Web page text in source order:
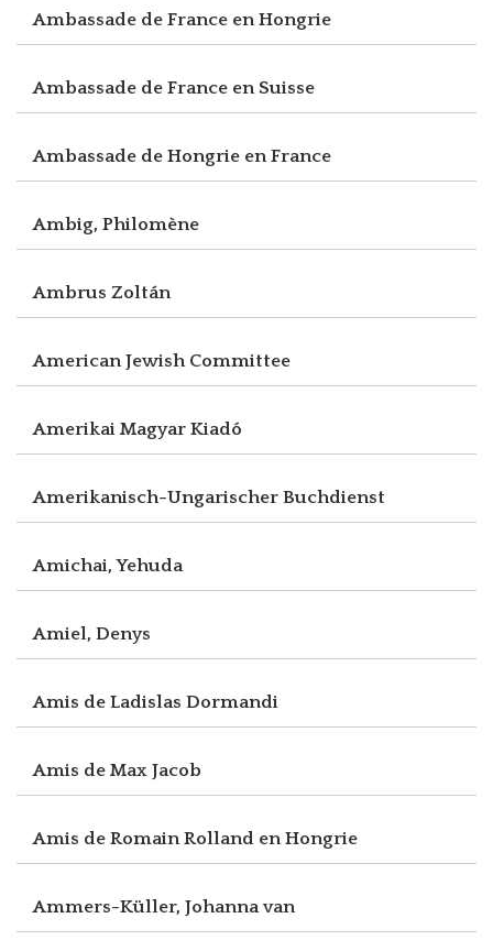
Ambassade de France en Hongrie
Ambassade de France en Suisse
Ambassade de Hongrie en France
Ambig, Philomène
Ambrus Zoltán
American Jewish Committee
Amerikai Magyar Kiadó
Amerikanisch-Ungarischer Buchdienst
Amichai, Yehuda
Amiel, Denys
Amis de Ladislas Dormandi
Amis de Max Jacob
Amis de Romain Rolland en Hongrie
Ammers-Küller, Johanna van